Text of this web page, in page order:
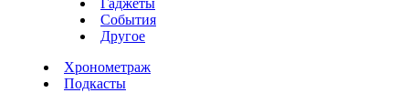
События
Другое
Хронометраж
Подкасты